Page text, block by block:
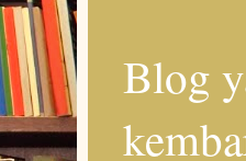
Blog